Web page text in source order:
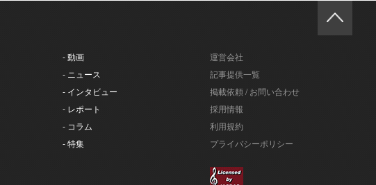
- 動画
- ニュース
- インタビュー
- レポート
- コラム
- 特集
運営会社
記事提供一覧
掲載依頼 / お問い合わせ
採用情報
利用規約
プライバシーポリシー